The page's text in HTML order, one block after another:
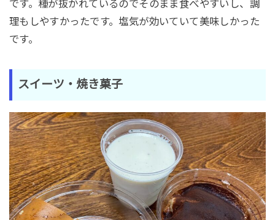
です。種が抜かれているのでそのまま食べやすいし、調
理もしやすかったです。塩気が効いていて美味しかった
です。
スイーツ・焼き菓子